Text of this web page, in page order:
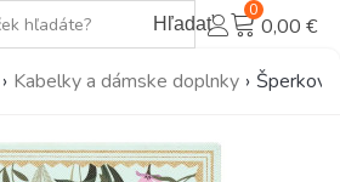
Hľadať
0
0,00 €
› Kabelky a dámske doplnky ›